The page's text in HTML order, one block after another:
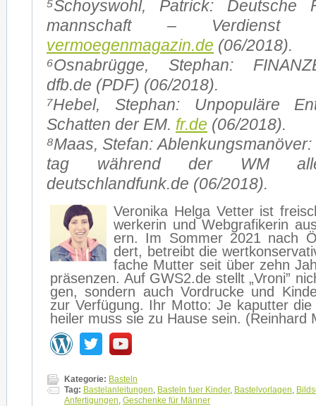
⁵Schoy­s­wohl, Pa­trick: Deut­sche
mann­schaft – Ver­dienst
vermoegenmagazin.de (06/2018).
⁶Os­na­brüg­ge, Ste­phan:
dfb.de (PDF) (06/2018).
⁷He­bel, Ste­phan: Un­po­pu­lä­re
Schat­ten der EM. fr.de (06/2018).
⁸Maas, Ste­fan:
tag wäh­rend der WM
deutschlandfunk.de (06/2018).
Ve­ro­ni­ka Hel­ga Vet­ter ist
wer­ke­rin und Web­gra­fi­ke­rin
ern. Im Som­mer 2021 nach
dert, be­treibt die
fa­che Mut­ter seit über zehn
prä­sen­zen. Auf GWS2.de stellt „Vro­ni”
gen, son­dern auch Vor­dru­cke und
zur Ver­fü­gung. Ihr Mot­to: Je ka­put­ter
hei­ler muss sie zu Hau­se sein. (Rein­hard
Kategorie: Basteln
Tag: Bastelanleitungen, Basteln fuer Kinder, Bastelvorlagen,
Anfertigungen, Geschenke für Männer